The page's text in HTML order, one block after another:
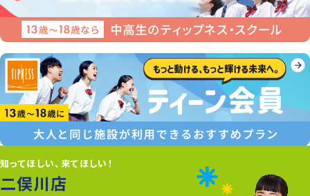
知ってほしい、来てほしい！
二俣川店